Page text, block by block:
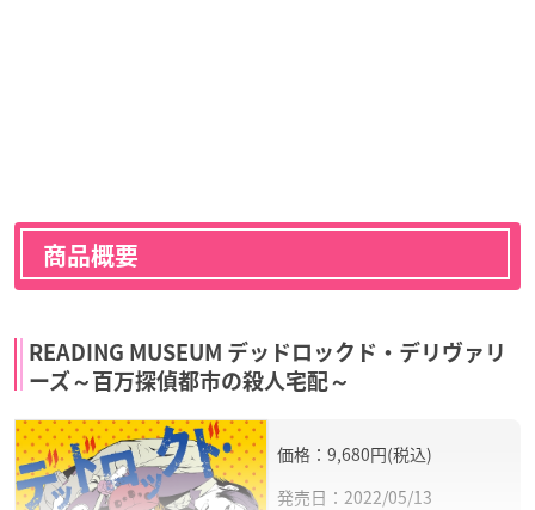
商品概要
READING MUSEUM デッドロックド・デリヴァリ
ーズ～百万探偵都市の殺人宅配～
価格：9,680円(税込)
発売日：2022/05/13